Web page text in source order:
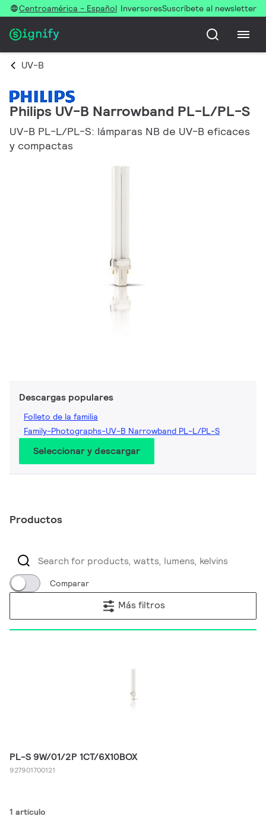
Centroamérica - Español InversoresSuscríbete al newsletter
UV-B
Philips UV-B Narrowband PL-L/PL-S
UV-B PL-L/PL-S: lámparas NB de UV-B eficaces
y compactas
Descargas populares
Folleto de la familia
Family-Photographs-UV-B Narrowband PL-L/PL-S
Seleccionar y descargar
Productos
Comparar
Más filtros
PL-S 9W/01/2P 1CT/6X10BOX
927901700121
1 artículo